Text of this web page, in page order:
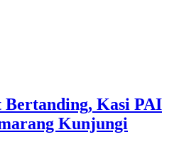
Bertanding, Kasi PAI
Kunjungi